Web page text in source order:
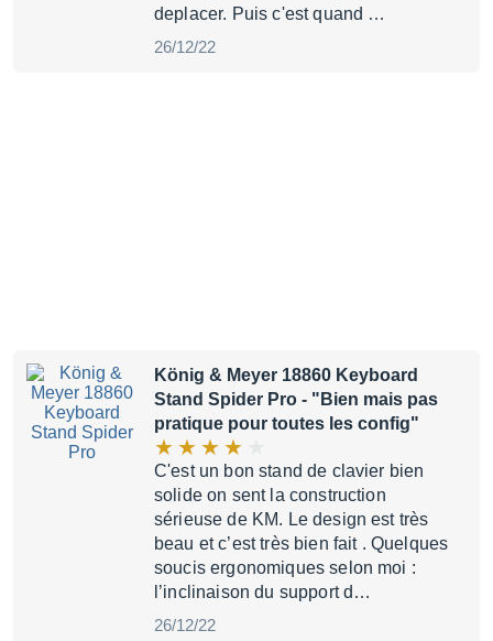
deplacer. Puis c'est quand …
26/12/22
König & Meyer 18860 Keyboard
Stand Spider Pro - "Bien mais pas
pratique pour toutes les config"
C'est un bon stand de clavier bien
solide on sent la construction
sérieuse de KM. Le design est très
beau et c’est très bien fait . Quelques
soucis ergonomiques selon moi :
l’inclinaison du support d…
26/12/22